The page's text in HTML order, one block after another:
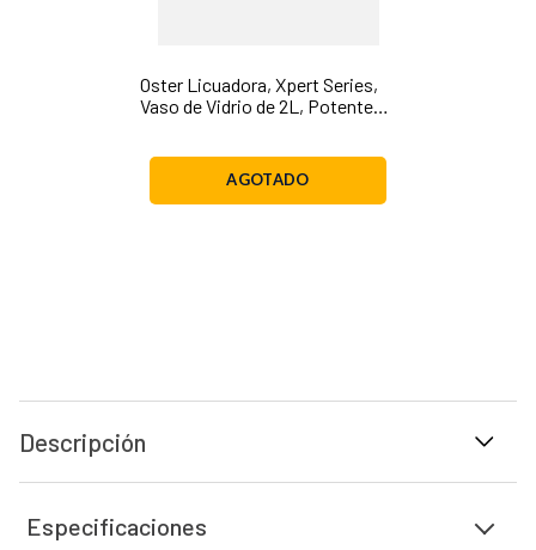
Oster Licuadora, Xpert Series,
Vaso de Vidrio de 2L, Potente
Portátil, Plateado, BLST3A-CPG
AGOTADO
Descripción
Especificaciones